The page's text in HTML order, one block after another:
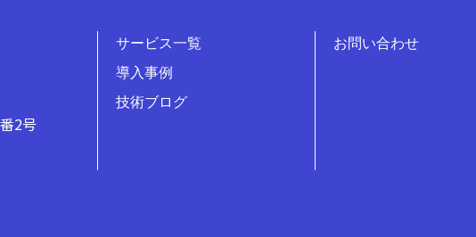
2号
サービス一覧
導入事例
技術ブログ
お問い合わせ